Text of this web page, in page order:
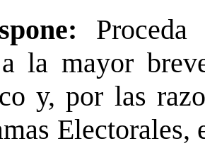
la mayor
y, por las
Electorales,